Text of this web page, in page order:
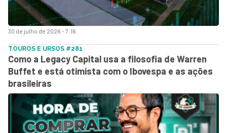
30 de julho de 2026 - 7:16
TOUROS E URSOS #281
Como a Legacy Capital usa a filosofia de Warren
Buffet e está otimista com o Ibovespa e as ações
brasileiras